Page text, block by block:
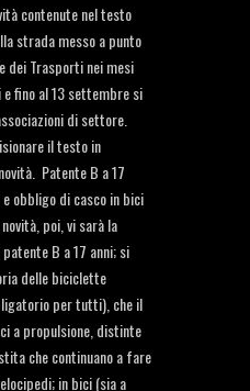
contenute nel testo
strada messo a punto
dei Trasporti nei mesi
fino al 13 settembre si
di settore.
il testo in
Patente B a 17
obbligo di casco in bici
poi, vi sarà la
B a 17 anni; si
delle biciclette
per tutti), che il
a propulsione, distinte
che continuano a fare
in bici (sia a